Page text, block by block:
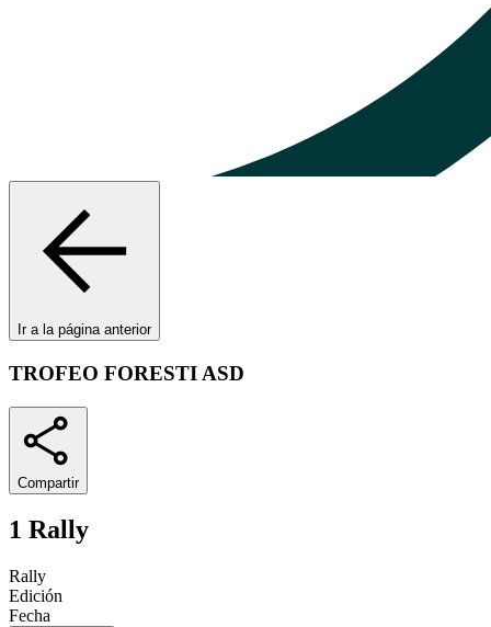
Ir a la página anterior
TROFEO FORESTI ASD
Compartir
1 Rally
Rally
Edición
Fecha